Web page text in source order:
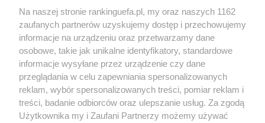
COPYRIGHT
© Jan Sikorski 2009-2026, Rankinguefa.pl.
Wszystkie prawa zastrzeżone.
Wykonanie: Strony Internetowe Warszawa
Na naszej stronie rankinguefa.pl, my oraz naszych 1162
zaufanych partnerów uzyskujemy dostęp i przechowujemy
informacje na urządzeniu oraz przetwarzamy dane
osobowe, takie jak unikalne identyfikatory, standardowe
informacje wysyłane przez urządzenie czy dane
przeglądania w celu zapewniania spersonalizowanych
reklam, wybór spersonalizowanych treści, pomiar reklam i
treści, badanie odbiorców oraz ulepszanie usług. Za zgodą
Użytkownika my i Zaufani Partnerzy możemy używać